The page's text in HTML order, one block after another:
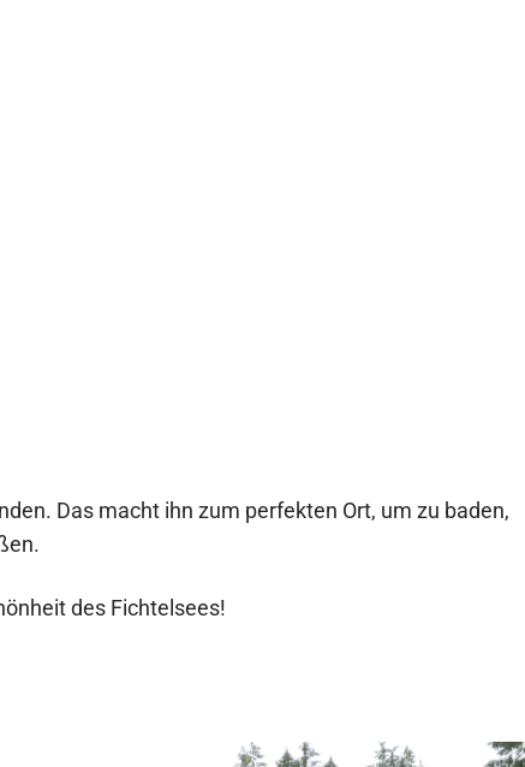
Das macht ihn zum perfekten Ort, um zu baden,
des Fichtelsees!